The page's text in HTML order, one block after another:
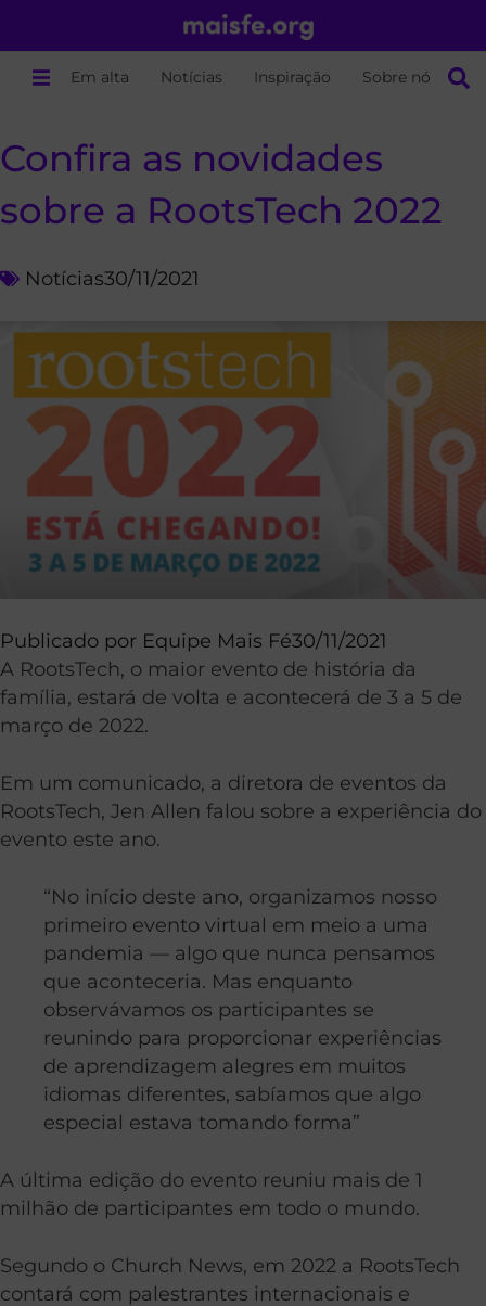
Em alta Notícias Inspiração Sobre nós
Confira as novidades
sobre a RootsTech 2022
Notícias30/11/2021
Publicado por Equipe Mais Fé30/11/2021
A RootsTech, o maior evento de história da
família, estará de volta e acontecerá de 3 a 5 de
março de 2022.
Em um comunicado, a diretora de eventos da
RootsTech, Jen Allen falou sobre a experiência do
evento este ano.
“No início deste ano, organizamos nosso
primeiro evento virtual em meio a uma
pandemia — algo que nunca pensamos
que aconteceria. Mas enquanto
observávamos os participantes se
reunindo para proporcionar experiências
de aprendizagem alegres em muitos
idiomas diferentes, sabíamos que algo
especial estava tomando forma”
A última edição do evento reuniu mais de 1
milhão de participantes em todo o mundo.
Segundo o Church News, em 2022 a RootsTech
contará com palestrantes internacionais e